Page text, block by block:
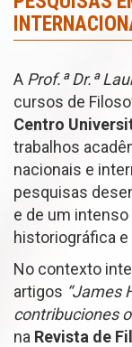
A Prof.ª Dr.ª
cursos de
Centro
trabalhos
nacionais e
pesquisas
e de um
historiográfica
No contexto
artigos “James
contribuciones
na Revista de